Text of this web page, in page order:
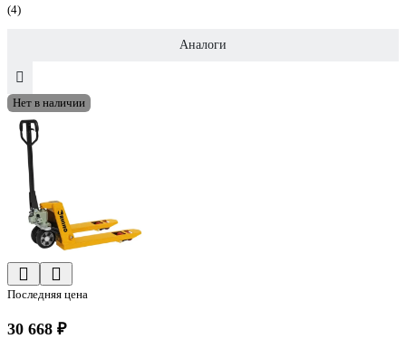
(4)
Аналоги
Нет в наличии
Последняя цена
30 668 ₽